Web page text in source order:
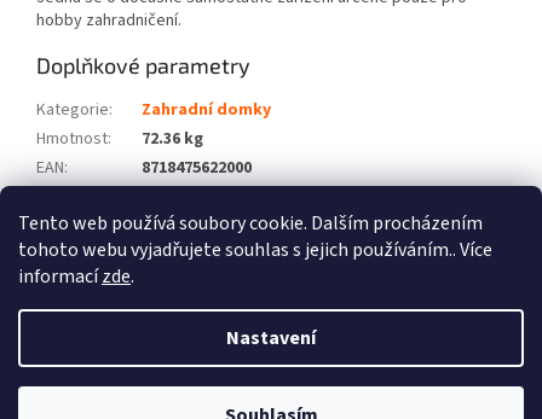
Tento web používá soubory cookie. Dalším procházením
tohoto webu vyjadřujete souhlas s jejich používáním.. Více
informacízde.
Nastavení
hobby zahradničení.
Doplňkové parametry
Kategorie:
Zahradní domky
Hmotnost:
72.36 kg
EAN:
8718475622000
Počet balíků: 3
Vytvořil Shoptet